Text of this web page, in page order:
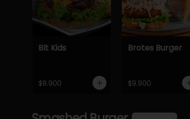
Blt Kids
$8.900
Brotes Burger
$9.900